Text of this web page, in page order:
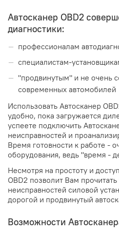
Автосканер OBD2
диагностики:
профессионалам
специалистам-
"продвинутым" и не очень
современных автомобилей
Использовать Автосканер
удобно, пока загружается
успеете подключить
неисправностей и
Время готовности к работе -
оборудования, ведь "время -
Несмотря на простоту и
OBD2 позволит Вам
неисправностей силовой
дорогой и продвинутый
Возможности